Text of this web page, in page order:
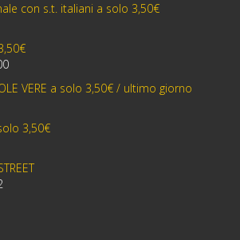
con s.t. italiani a solo 3,50€
VERE a solo 3,50€ / ultimo giorno
3,50€